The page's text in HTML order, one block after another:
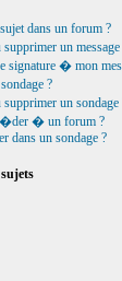
dans un forum ?
un message
signature � mon
?
un sondage
� un forum ?
dans un sondage ?